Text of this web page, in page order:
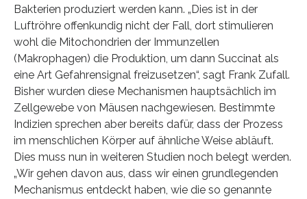
Bakterien produziert werden kann. „Dies ist in der
Luftröhre offenkundig nicht der Fall, dort stimulieren
wohl die Mitochondrien der Immunzellen
(Makrophagen) die Produktion, um dann Succinat als
eine Art Gefahrensignal freizusetzen“, sagt Frank Zufall.
Bisher wurden diese Mechanismen hauptsächlich im
Zellgewebe von Mäusen nachgewiesen. Bestimmte
Indizien sprechen aber bereits dafür, dass der Prozess
im menschlichen Körper auf ähnliche Weise abläuft.
Dies muss nun in weiteren Studien noch belegt werden.
„Wir gehen davon aus, dass wir einen grundlegenden
Mechanismus entdeckt haben, wie die so genannte